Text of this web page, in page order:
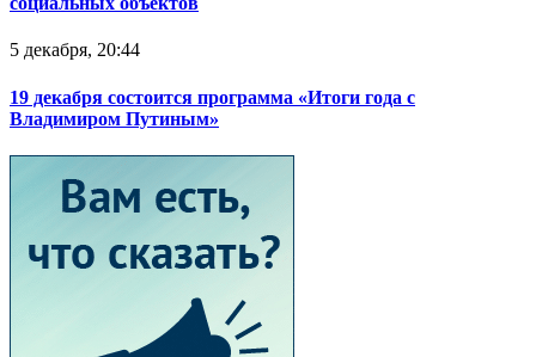
5 декабря, 20:44
19 декабря состоится программа «Итоги года с
Владимиром Путиным»